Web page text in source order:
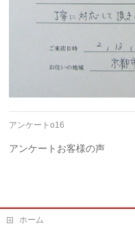
アンケートo16
アンケートお客様の声
ホーム